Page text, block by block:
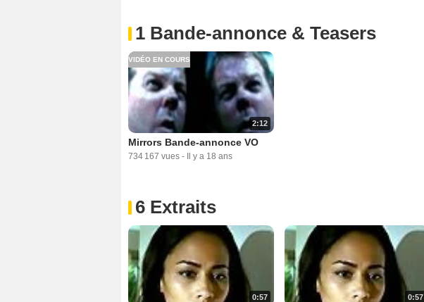
1 Bande-annonce & Teasers
2:12
VIDÉO EN COURS
Mirrors Bande-annonce VO
734 167 vues - Il y a 18 ans
6 Extraits
0:57 0:57